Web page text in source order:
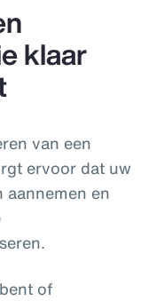
klaar
van een
ervoor dat uw
en
of